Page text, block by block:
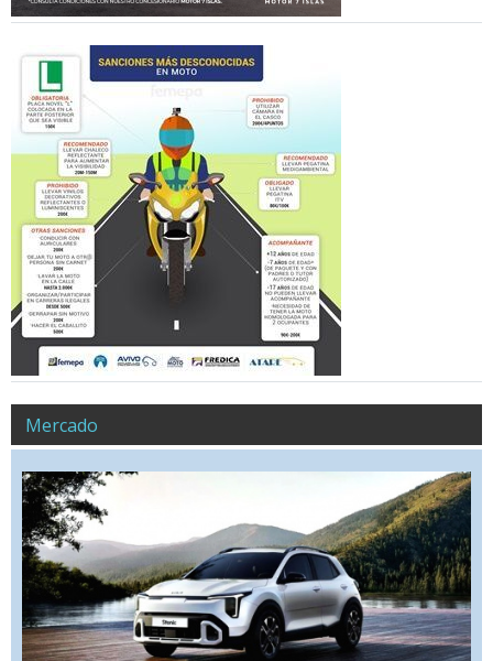
Mercado